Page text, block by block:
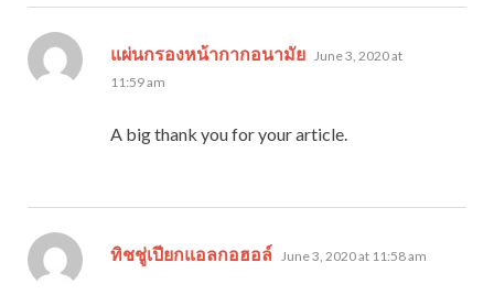
แผ่นกรองหน้ากากอนามัย says:
June 3, 2020 at
11:59 am
A big thank you for your article.
ทิชชู่เปียกแอลกอฮอล์ says:
June 3, 2020 at 11:58 am